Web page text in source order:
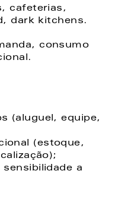
cafeterias,
dark kitchens.
consumo
(aluguel, equipe,
(estoque,
a